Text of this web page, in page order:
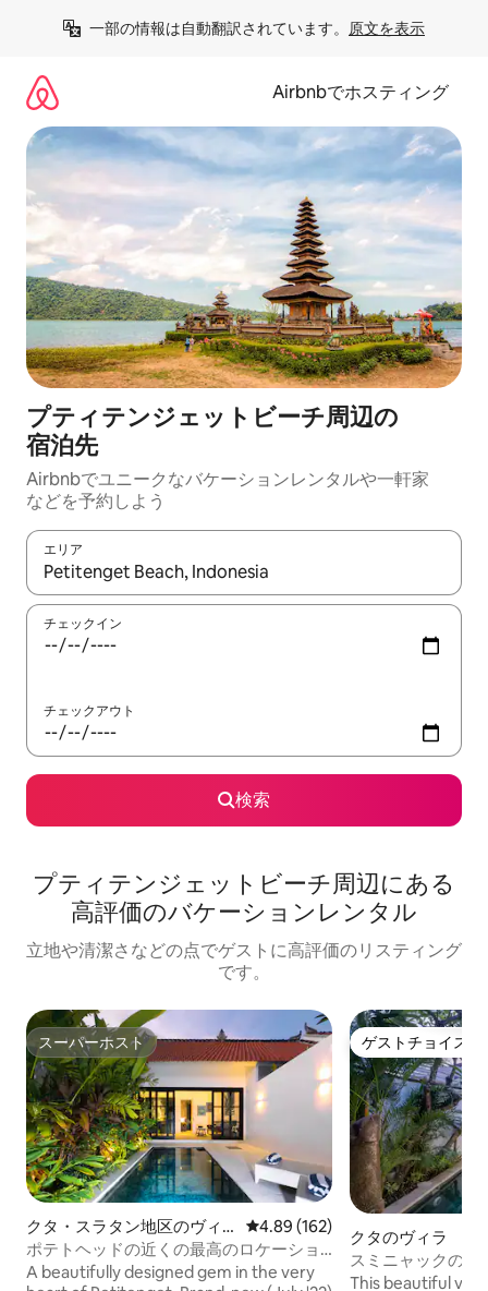
一部の情報は自動翻訳されています。 原文を表示
Airbnbでホスティング
プティテンジェットビーチ⁠周⁠辺⁠の
宿⁠泊⁠先
Airbnbでユニークなバ⁠ケ⁠ー⁠シ⁠ョ⁠ンレ⁠ン⁠タ⁠ルや一⁠軒⁠家
な⁠ど⁠を予⁠約⁠し⁠よ⁠う
エリア
検索結果が表示されたら、上下の矢印キーを使って移動するか
チェックイン
チェックアウト
検索
プティテンジェットビーチ⁠周⁠辺⁠に⁠あ⁠る
高⁠評⁠価⁠のバ⁠ケ⁠ー⁠シ⁠ョ⁠ン⁠レ⁠ン⁠タ⁠ル
立地や清潔さなどの点でゲストに高評価のリスティング
です。
スーパーホスト
スーパーホスト
クタ・スラタン地区のヴィ
ラ
レビュー162件、5つ星中4.89つ
4.89 (162)
ポテトヘッドの近くの最高のロケーショ
ンで、どこへでも歩いて行けます！
A beautifully designed gem in the very
ゲストチョイス
ゲストチョイス
クタのヴィラ
スミニャックの豪
チまで徒歩で行け
This beautiful